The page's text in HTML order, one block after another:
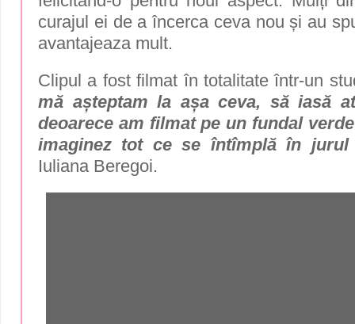
curajul ei de a încerca ceva nou și au
avantajeaza mult.
Clipul a fost filmat în totalitate într-un
mă așteptam la așa ceva, să iasă
deoarece am filmat pe un fundal
imaginez tot ce se întîmplă în jurul
Iuliana Beregoi.